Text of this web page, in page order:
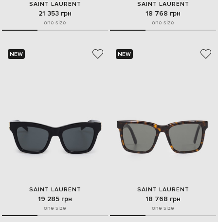
SAINT LAURENT
21 353 грн
one size
SAINT LAURENT
18 768 грн
one size
NEW
SAINT LAURENT
19 285 грн
one size
NEW
SAINT LAURENT
18 768 грн
one size